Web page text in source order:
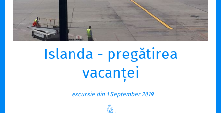
Islanda - pregătirea
vacanței
excursie din 1 September 2019